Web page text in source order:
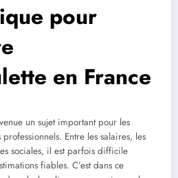
pour
en France
un sujet important pour les
Entre les salaires, les
sociales, il est parfois difficile
fiables. C’est dans ce